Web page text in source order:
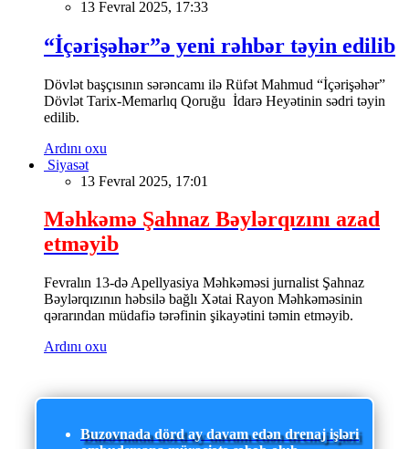
13 Fevral 2025, 17:33
“İçərişəhər”ə yeni rəhbər təyin edilib
Dövlət başçısının sərəncamı ilə Rüfət Mahmud “İçərişəhər”
Dövlət Tarix-Memarlıq Qoruğu İdarə Heyətinin sədri təyin
edilib.
Ardını oxu
Siyasət
13 Fevral 2025, 17:01
Məhkəmə Şahnaz Bəylərqızını azad
etməyib
Fevralın 13-də Apellyasiya Məhkəməsi jurnalist Şahnaz
Bəylərqızının həbsilə bağlı Xətai Rayon Məhkəməsinin
qərarından müdafiə tərəfinin şikayətini təmin etməyib.
Ardını oxu
Buzovnada dörd ay davam edən drenaj işləri